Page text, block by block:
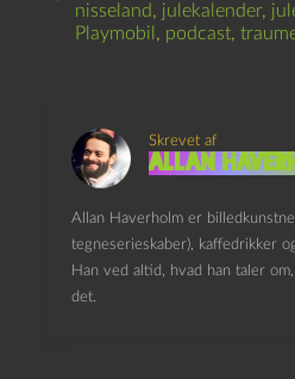
nisseland, julekalender,
Playmobil , podcast,
Skrevet af
Allan
Allan Haverholm er
tegneserieskaber), kaffedrikker
Han ved altid, hvad han taler
det.